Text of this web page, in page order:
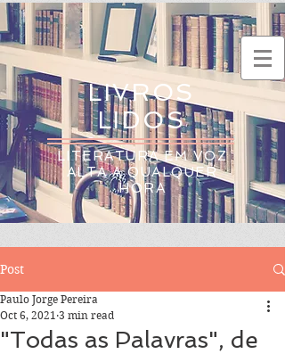
LIVROS
LIDOS
LITERATURA EM VOZ
ALTA A QUALQUER
HORA
Post
"Todas as Palavras", de
Paulo Jorge Pereira
Oct 6, 2021 3 min read